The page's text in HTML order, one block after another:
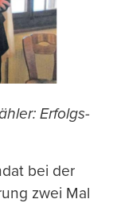
Erfolgs-
bei der
zwei Mal